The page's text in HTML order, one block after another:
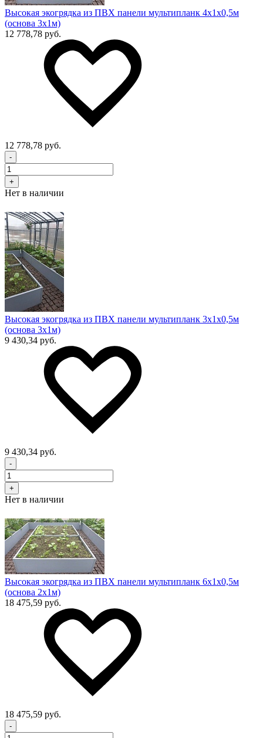
Высокая экогрядка из ПВХ панели мультипланк 4х1х0,5м
(основа 3х1м)
12 778,78 руб.
12 778,78 руб.
-
+
Нет в наличии
Высокая экогрядка из ПВХ панели мультипланк 3х1х0,5м
(основа 3х1м)
9 430,34 руб.
9 430,34 руб.
-
+
Нет в наличии
Высокая экогрядка из ПВХ панели мультипланк 6х1х0,5м
(основа 2х1м)
18 475,59 руб.
18 475,59 руб.
-